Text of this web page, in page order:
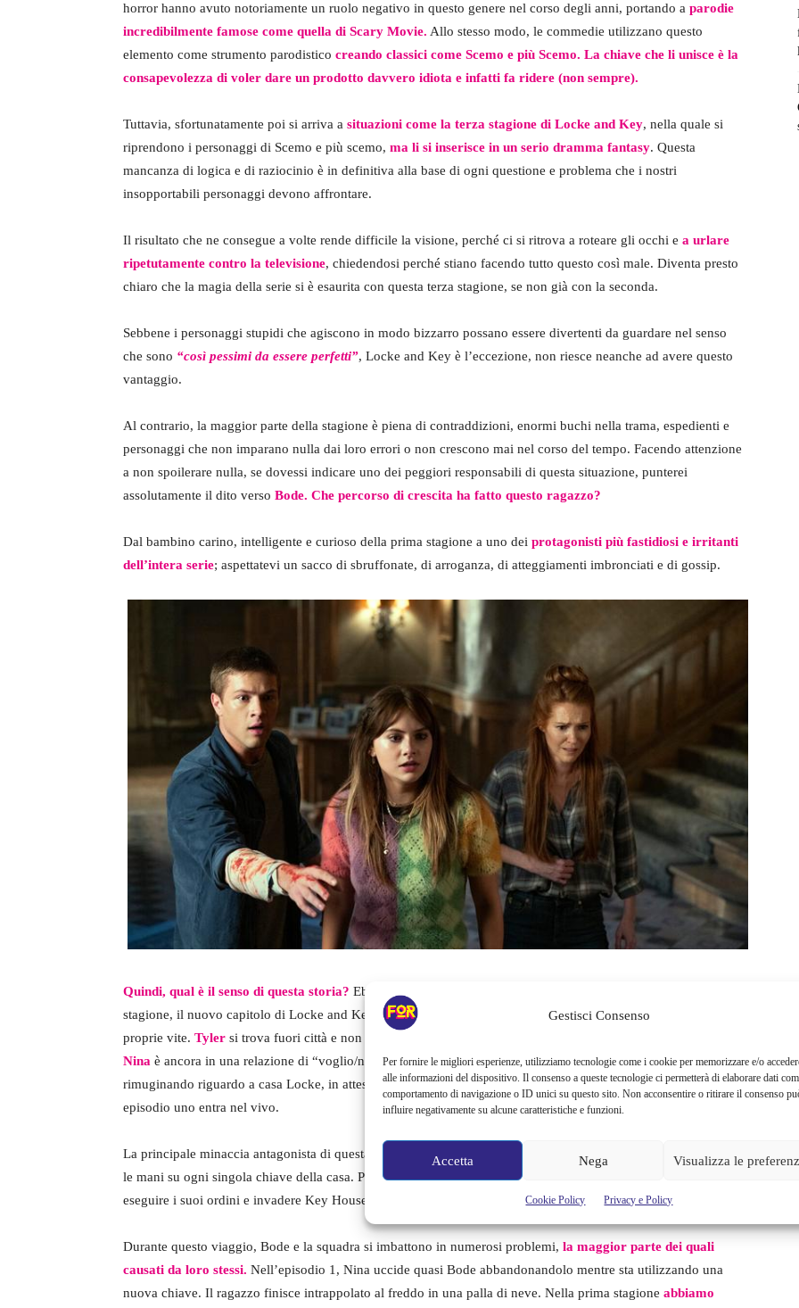
Gestisci Consenso
Per fornire le migliori esperienze, utilizziamo tecnologie come i cookie per memorizzare e/o
alle informazioni del dispositivo. Il consenso a queste tecnologie ci permetterà di elaborare dati
comportamento di navigazione o ID unici su questo sito. Non acconsentire o ritirare il consenso
influire negativamente su alcune caratteristiche e funzioni.
Accetta Nega Visualizza le
Cookie Policy Privacy e Policy
horror hanno avuto notoriamente un ruolo negativo in questo genere nel corso degli anni, portando a parodie
incredibilmente famose come quella di Scary Movie. Allo stesso modo, le commedie utilizzano questo
elemento come strumento parodistico creando classici come Scemo e più Scemo. La chiave che li unisce è la
consapevolezza di voler dare un prodotto davvero idiota e infatti fa ridere (non sempre).
Tuttavia, sfortunatamente poi si arriva a situazioni come la terza stagione di Locke and Key, nella quale si
riprendono i personaggi di Scemo e più scemo, ma li si inserisce in un serio dramma fantasy. Questa
mancanza di logica e di raziocinio è in definitiva alla base di ogni questione e problema che i nostri
insopportabili personaggi devono affrontare.
Il risultato che ne consegue a volte rende difficile la visione, perché ci si ritrova a roteare gli occhi e a urlare
ripetutamente contro la televisione, chiedendosi perché stiano facendo tutto questo così male. Diventa presto
chiaro che la magia della serie si è esaurita con questa terza stagione, se non già con la seconda.
Sebbene i personaggi stupidi che agiscono in modo bizzarro possano essere divertenti da guardare nel senso
che sono “così pessimi da essere perfetti”, Locke and Key è l’eccezione, non riesce neanche ad avere questo
vantaggio.
Al contrario, la maggior parte della stagione è piena di contraddizioni, enormi buchi nella trama, espedienti e
personaggi che non imparano nulla dai loro errori o non crescono mai nel corso del tempo. Facendo attenzione
a non spoilerare nulla, se dovessi indicare uno dei peggiori responsabili di questa situazione, punterei
assolutamente il dito verso Bode. Che percorso di crescita ha fatto questo ragazzo?
Dal bambino carino, intelligente e curioso della prima stagione a uno dei protagonisti più fastidiosi e irritanti
dell’intera serie; aspettatevi un sacco di sbruffonate, di arroganza, di atteggiamenti imbronciati e di gossip.
Quindi, qual è il senso di questa storia? Ebbene, dopo il pratico riassunto di Netflix sugli eventi della seconda
stagione, il nuovo capitolo di Locke and Key riprende con la famiglia Locke pronta a rimettere in piedi le
proprie vite. Tyler si trova fuori città e non ha alcuna idea delle chiavi, le ha scordate come da sua volontà,
Nina è ancora in una relazione di “voglio/non voglio” conJosh, mentreKinsey e Bodestanno sempre
rimuginando riguardo a casa Locke, in attesa che la trama principale riprenda il suo corso. Ed ecco che il primo
episodio uno entra nel vivo.
La principale minaccia antagonista di questa stagione è rappresentata dal Capitano Gideon
, deciso a mettere
le mani su ogni singola chiave della casa. Per farlo, usa il potere del Pozzo ed evoca diversi suoi lacchè per
eseguire i suoi ordini e invadere Key House.
Durante questo viaggio, Bode e la squadra si imbattono in numerosi problemi, la maggior parte dei quali
causati da loro stessi. Nell’episodio 1, Nina uccide quasi Bode abbandonandolo mentre sta utilizzando una
nuova chiave. Il ragazzo finisce intrappolato al freddo in una palla di neve. Nella prima stagione abbiamo